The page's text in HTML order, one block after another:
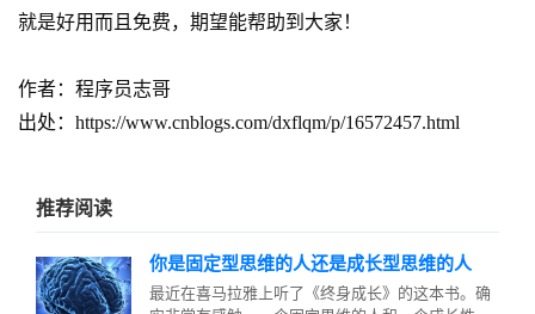
就是好用而且免费，期望能帮助到大家！
作者： 程序员志哥
出处： https://www.cnblogs.com/dxflqm/p/16572457.html
推荐阅读
你是固定型思维的人还是成长型思维的人
最近在喜马拉雅上听了《终身成长》的这本书。确